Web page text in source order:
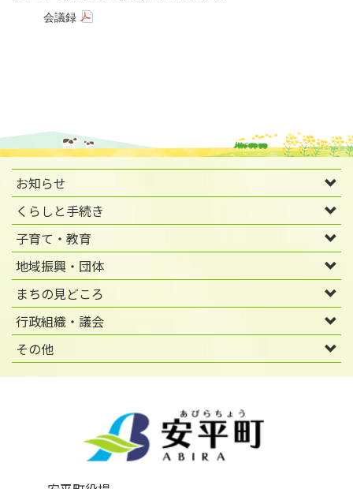
会議録
お知らせ
くらしと手続き
子育て・教育
地域振興・団体
まちの見どころ
行政組織・議会
その他